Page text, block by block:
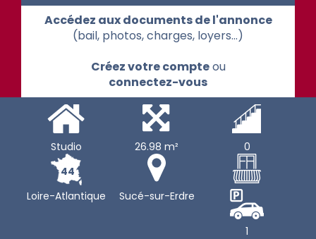
Accédez aux documents de l'annonce
(bail, photos, charges, loyers...)
Créez votre compteou
connectez-vous
Studio 26.98 m² 0
Loire-Atlantique
44
Sucé-sur-Erdre
1